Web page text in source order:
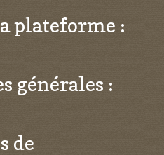
plateforme :
générales :
de